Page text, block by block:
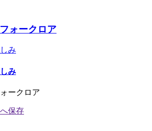
ォークロア
み
み
ークロア